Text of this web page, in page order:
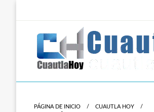
Revista digital del oriente de
PÁGINA DE INICIO
CUAUTLA HOY